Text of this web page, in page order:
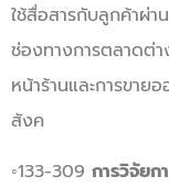
ใช้สื่อสารกับลูกค้าผ่า
ช่องทางการตลาดต่า
หน้าร้านและการขาย
สังค
◦133-309 การวิจัยก